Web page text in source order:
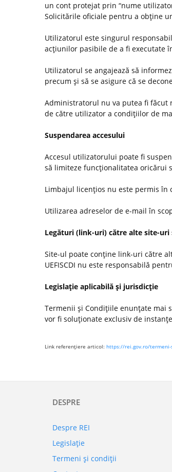
un cont protejat prin “nume
Solicitările oficiale pentru a obţine
Utilizatorul este singurul
acţiunilor pasibile de a fi executate
Utilizatorul se angajează să
precum şi să se asigure că se
Administratorul nu va putea fi făcut
de către utilizator a condiţiilor de
Suspendarea accesului
Accesul utilizatorului poate fi
să limiteze funcţionalitatea oricărui
Limbajul licenţios nu este permis
Utilizarea adreselor de e-mail în
Legături (link-uri) către alte site-uri
Site-ul poate conţine link-uri către
UEFISCDI nu este responsabilă
Legislaţie aplicabilă şi jurisdicţie
Termenii şi Condiţiile enunţate mai
vor fi soluţionate exclusiv de
Link referenţiere articol: https://rei.gov.ro/
DESPRE
Despre REI
Legislaţie
Termeni şi condiţii